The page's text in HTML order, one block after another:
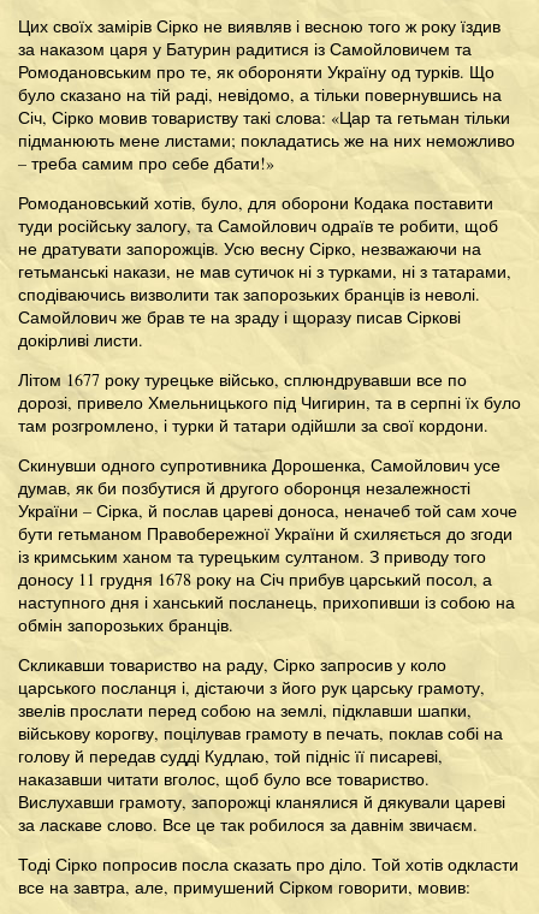
Цих своїх замірів Сірко не виявляв і весною того ж року їздив
за наказом царя у Батурин радитися із Самойловичем та
Ромодановським про те, як обороняти Україну од турків. Що
було сказано на тій раді, невідомо, а тільки повернувшись на
Січ, Сірко мовив товариству такі слова: «Цар та гетьман тільки
підманюють мене листами; покладатись же на них неможливо
– треба самим про себе дбати!»
Ромодановський хотів, було, для оборони Кодака поставити
туди російську залогу, та Самойлович одраїв те робити, щоб
не дратувати запорожців. Усю весну Сірко, незважаючи на
гетьманські накази, не мав сутичок ні з турками, ні з татарами,
сподіваючись визволити так запорозьких бранців із неволі.
Самойлович же брав те на зраду і щоразу писав Сіркові
докірливі листи.
Літом 1677 року турецьке військо, сплюндрувавши все по
дорозі, привело Хмельницького під Чигирин, та в серпні їх було
там розгромлено, і турки й татари одійшли за свої кордони.
Скинувши одного супротивника Дорошенка, Самойлович усе
думав, як би позбутися й другого оборонця незалежності
України – Сірка, й послав цареві доноса, неначеб той сам хоче
бути гетьманом Правобережної України й схиляється до згоди
із кримським ханом та турецьким султаном. З приводу того
доносу 11 грудня 1678 року на Січ прибув царський посол, а
наступного дня і ханський посланець, прихопивши із собою на
обмін запорозьких бранців.
Скликавши товариство на раду, Сірко запросив у коло
царського посланця і, дістаючи з його рук царську грамоту,
звелів прослати перед собою на землі, підклавши шапки,
військову корогву, поцілував грамоту в печать, поклав собі на
голову й передав судді Кудлаю, той підніс її писареві,
наказавши читати вголос, щоб було все товариство.
Вислухавши грамоту, запорожці кланялися й дякували цареві
за ласкаве слово. Все це так робилося за давнім звичаєм.
Тоді Сірко попросив посла сказать про діло. Той хотів одкласти
все на завтра, але, примушений Сірком говорити, мовив: